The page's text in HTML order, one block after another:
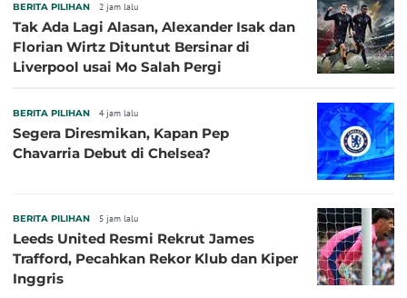
BERITA PILIHAN 2 jam lalu
Tak Ada Lagi Alasan, Alexander Isak dan
Florian Wirtz Dituntut Bersinar di
Liverpool usai Mo Salah Pergi
BERITA PILIHAN 4 jam lalu
Segera Diresmikan, Kapan Pep
Chavarria Debut di Chelsea?
BERITA PILIHAN 5 jam lalu
Leeds United Resmi Rekrut James
Trafford, Pecahkan Rekor Klub dan Kiper
Inggris